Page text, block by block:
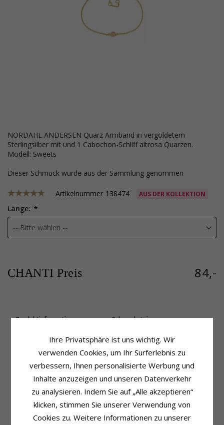
NORDAHL ANDERSEN Quarz Armband in vergoldetem
Sterlingsilber mit und 1 Cabochon-Schliff altrosa Quarzen.
Modell: Sweets
Dieser Schmuck wurde aus der Sammlung genommen
Artikelnummer 138474 AUS DER KOLLEKTION
Länge:
CHANTI Preis 84,-
Produktinformation
Sweets
Quarz
Metall:Vergoldetem Sterlingsilber
Oberfläche:Polierter
Schmuckstein
Schliff: Cabochon-Schliff
Farbe:
Altrosa
Lieferzeit
Lieferzeit: 4-5 Werktage
Ihre Privatsphäre ist uns wichtig. Wir
verwenden Cookies, um Ihr Surferlebnis zu
verbessern, Ihnen personalisierte Werbung und
Inhalte anzuzeigen und unseren Datenverkehr
zu analysieren. Indem Sie auf „Alle akzeptieren“
klicken, stimmen Sie unserer Verwendung von
Cookies zu. Weitere Informationen zu unserer